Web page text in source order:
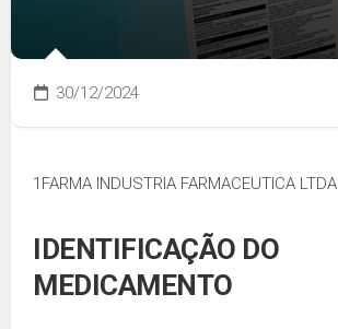
30/12/2024
1FARMA INDUSTRIA FARMACEUTICA LTDA
IDENTIFICAÇÃO DO
MEDICAMENTO